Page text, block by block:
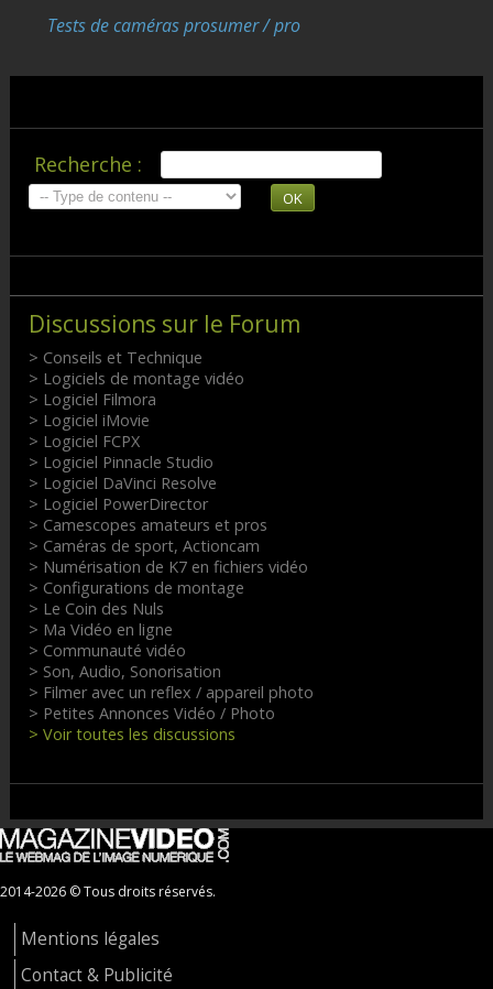
Tests de caméras prosumer / pro
Recherche :
OK
Discussions sur le Forum
> Conseils et Technique
> Logiciels de montage vidéo
> Logiciel Filmora
> Logiciel iMovie
> Logiciel FCPX
> Logiciel Pinnacle Studio
> Logiciel DaVinci Resolve
> Logiciel PowerDirector
> Camescopes amateurs et pros
> Caméras de sport, Actioncam
> Numérisation de K7 en fichiers vidéo
> Configurations de montage
> Le Coin des Nuls
> Ma Vidéo en ligne
> Communauté vidéo
> Son, Audio, Sonorisation
> Filmer avec un reflex / appareil photo
> Petites Annonces Vidéo / Photo
> Voir toutes les discussions
2014-2026 © Tous droits réservés.
Mentions légales
Contact & Publicité